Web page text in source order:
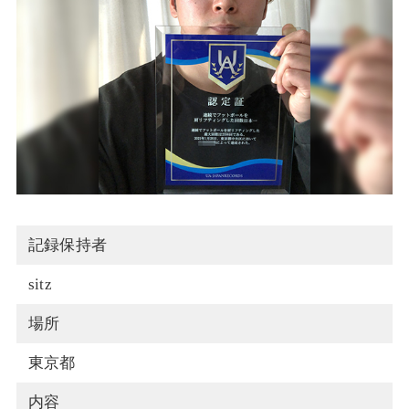
記録保持者
sitz
場所
東京都
内容